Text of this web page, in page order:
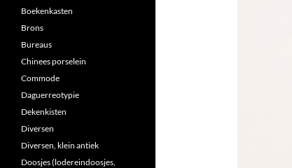
Boekenkasten
Brons
Bureaus
Chinees porselein
Commode
Daguerreotypie
Dekenkisten
Diversen
Diversen, klein antiek
Doosjes (lodereindoosjes,